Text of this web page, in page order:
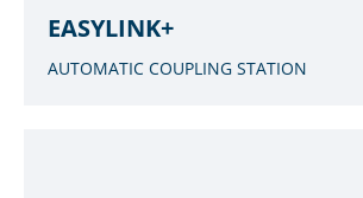
EASYLINK+
AUTOMATIC COUPLING STATION